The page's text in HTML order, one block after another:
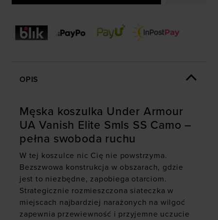
OPIS
Męska koszulka Under Armour
UA Vanish Elite Smls SS Camo –
pełna swoboda ruchu
W tej koszulce nic Cię nie powstrzyma.
Bezszwowa konstrukcja w obszarach, gdzie
jest to niezbędne, zapobiega otarciom.
Strategicznie rozmieszczona siateczka w
miejscach najbardziej narażonych na wilgoć
zapewnia przewiewność i przyjemne uczucie